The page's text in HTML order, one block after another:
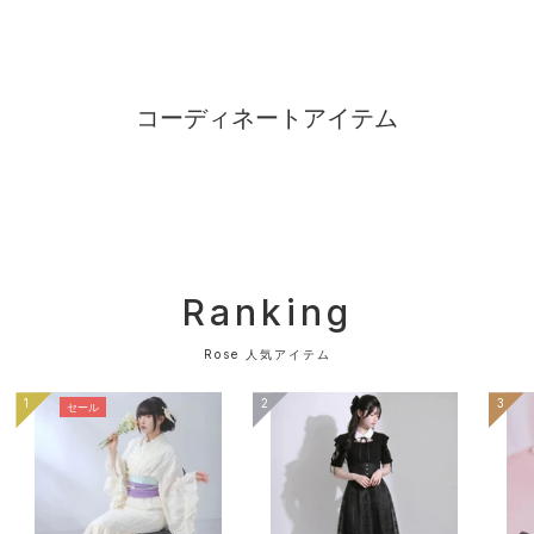
フロントのデザインボタンがポイントなのでトップスを
【お買い物をよりお楽しみいただく為に】
「カートに入れる」ボタンの右横にあるハートマークを
クリックしてください。
マイページの中で欲しいものリストの作成ができます♪
▼完売アイテムは「再入荷通知」を登録すると、再入荷
コーディネートアイテム
Ranking
Rose 人気アイテム
1 セール 2 3